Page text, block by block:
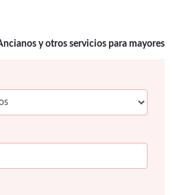
y otros servicios para mayores